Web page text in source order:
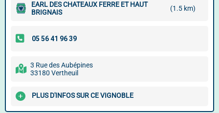
EARL DES CHATEAUX FERRE ET HAUT
BRIGNAIS
(1.5 km)
3 Rue des Aubépines
33180 Vertheuil
PLUS D'INFOS SUR CE VIGNOBLE